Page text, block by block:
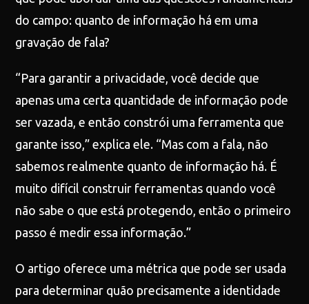
do campo: quanto de informação há em uma
gravação de fala?
“Para garantir a privacidade, você decide que
apenas uma certa quantidade de informação pode
ser vazada, e então constrói uma ferramenta que
garante isso,” explica ele. “Mas com a fala, não
sabemos realmente quanto de informação há. É
muito difícil construir ferramentas quando você
não sabe o que está protegendo, então o primeiro
passo é medir essa informação.”
O artigo oferece uma métrica que pode ser usada
para determinar quão precisamente a identidade